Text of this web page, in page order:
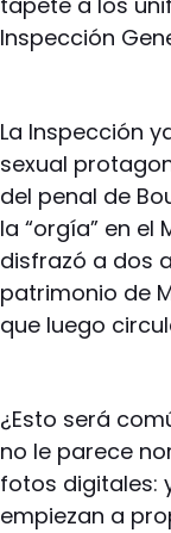
Inspección
La Inspección
sexual
del penal de
la “orgía” en el
disfrazó a dos
patrimonio de
que luego
¿Esto será
no le parece
fotos digitales:
empiezan a